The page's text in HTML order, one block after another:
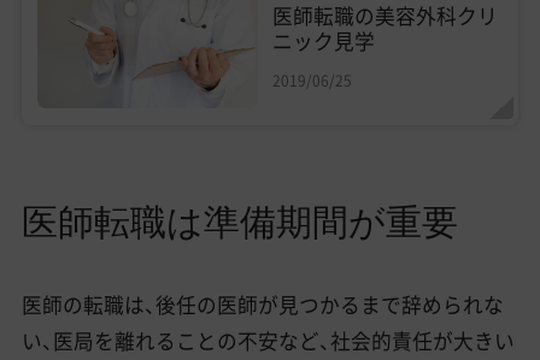
医師転職の美容外科クリ
ニック見学
2019/06/25
医師転職は準備期間が重要
医師の転職は、後任の医師が見つかるまで辞められな
い、医局を離れることの不安など、社会的責任が大きい